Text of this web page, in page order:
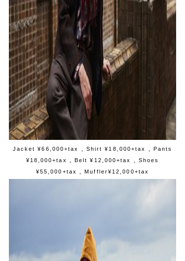
Jacket ¥66,000+tax , Shirt ¥18,000+tax , Pants
¥18,000+tax , Belt ¥12,000+tax , Shoes
¥55,000+tax , Muffler¥12,000+tax